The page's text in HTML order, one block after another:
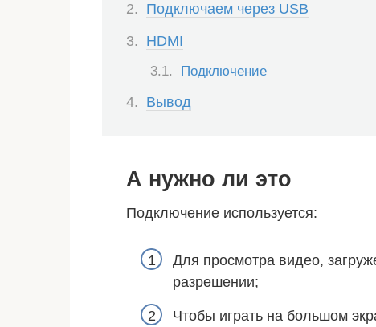
Подключаем через USB
HDMI
Подключение
Вывод
А нужно ли это
Подключение используется:
Для просмотра видео,
разрешении;
Чтобы играть на большом